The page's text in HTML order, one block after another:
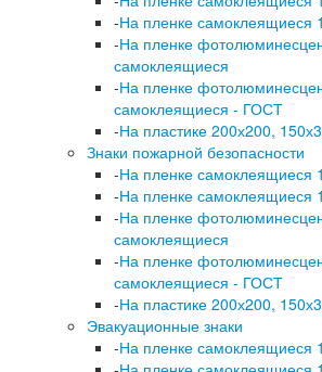
-На пленке самоклеящиеся
-На пленке
самоклеящиеся
-На пленке
самоклеящиеся - ГОСТ
-На пластике 200х200,
Знаки пожарной безопасности
-На пленке самоклеящиеся
-На пленке самоклеящиеся
-На пленке
самоклеящиеся
-На пленке
самоклеящиеся - ГОСТ
-На пластике 200х200,
Эвакуационные знаки
-На пленке самоклеящиеся